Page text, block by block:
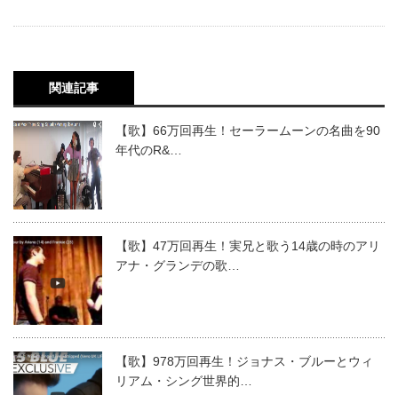
関連記事
【歌】66万回再生！セーラームーンの名曲を90
年代のR&…
【歌】47万回再生！実兄と歌う14歳の時のアリ
アナ・グランデの歌…
【歌】978万回再生！ジョナス・ブルーとウィ
リアム・シング世界的…